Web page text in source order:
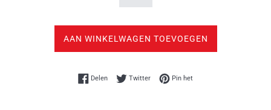
AAN WINKELWAGEN TOEVOEGEN
DelenDelen op Facebook
TwitterTwitteren op Twitter
Pin hetPinnen op Pinterest